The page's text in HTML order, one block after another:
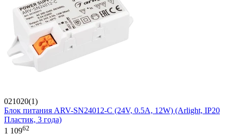
021020(1)
Блок питания ARV-SN24012-C (24V, 0.5A, 12W) (Arlight, IP20
Пластик, 3 года)
1 10962